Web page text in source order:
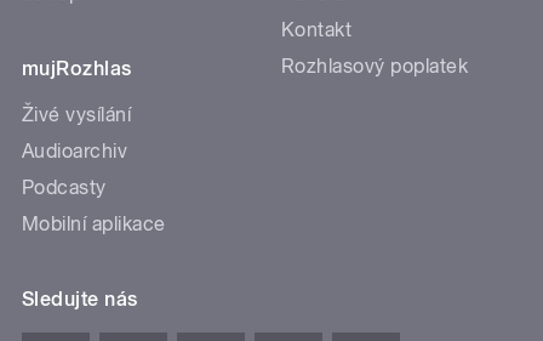
mujRozhlas
Živé vysílání
Audioarchiv
Podcasty
Mobilní aplikace
Kontakt
Rozhlasový poplatek
Sledujte nás